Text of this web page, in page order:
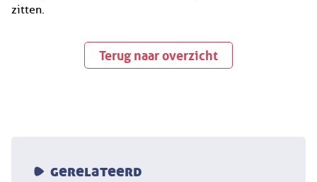
zitten.
Terug naar overzicht
gerelateerd